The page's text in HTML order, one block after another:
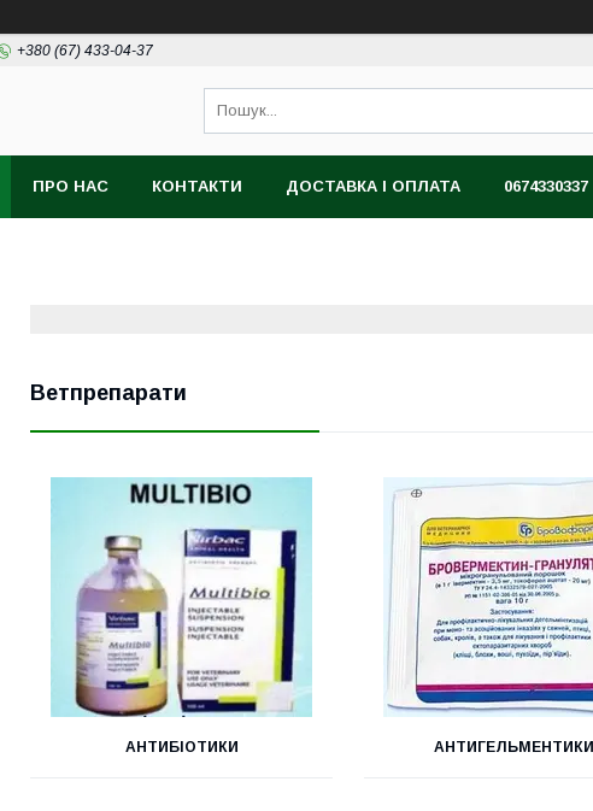
+380 (67) 433-04-37
ПРО НАС КОНТАКТИ ДОСТАВКА І ОПЛАТА 0674330337
Ветпрепарати
АНТИБІОТИКИ АНТИГЕЛЬМЕНТИКИ